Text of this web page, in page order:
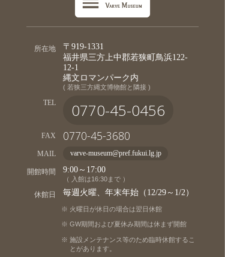
所在地
〒919-1331
福井県三方上中郡若狭町鳥浜122-
12-1
縄文ロマンパーク内
( 若狭三方縄文博物館と隣接 )
TEL 0770-45-0456
FAX 0770-45-3680
MAIL varve-museum@pref.fukui.lg.jp
開館時間 9:00～17:00
（ 入館は16:30まで ）
休館日 毎週火曜、年末年始（12/29～1/2）
火曜日が休日の場合は翌日休館
GW期間および夏休み期間は休まず開館
施設メンテナンス等のため臨時休館するこ
とがあります。